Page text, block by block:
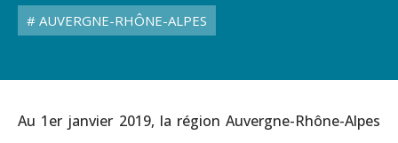
AUVERGNE-RHÔNE-ALPES
Au 1er janvier 2019, la région Auvergne-Rhône-Alpes